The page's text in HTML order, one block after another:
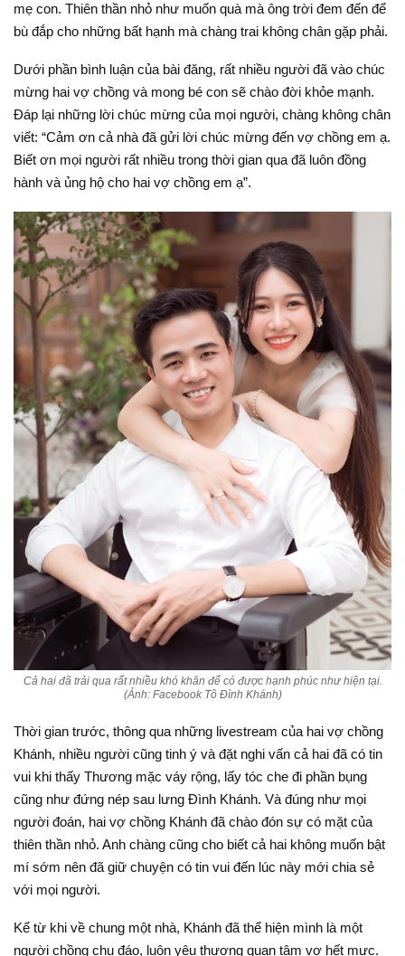
mẹ con. Thiên thần nhỏ như muốn quà mà ông trời đem đến để
bù đắp cho những bất hạnh mà chàng trai không chân gặp phải.
Dưới phần bình luận của bài đăng, rất nhiều người đã vào chúc
mừng hai vợ chồng và mong bé con sẽ chào đời khỏe mạnh.
Đáp lại những lời chúc mừng của mọi người, chàng không chân
viết: “Cảm ơn cả nhà đã gửi lời chúc mừng đến vợ chồng em ạ.
Biết ơn mọi người rất nhiều trong thời gian qua đã luôn đồng
hành và ủng hộ cho hai vợ chồng em ạ”.
Cả hai đã trải qua rất nhiều khó khăn để có được hạnh phúc như hiện tại.
(Ảnh: Facebook Tô Đình Khánh)
Thời gian trước, thông qua những livestream của hai vợ chồng
Khánh, nhiều người cũng tinh ý và đặt nghi vấn cả hai đã có tin
vui khi thấy Thương mặc váy rộng, lấy tóc che đi phần bụng
cũng như đứng nép sau lưng Đình Khánh. Và đúng như mọi
người đoán, hai vợ chồng Khánh đã chào đón sự có mặt của
thiên thần nhỏ. Anh chàng cũng cho biết cả hai không muốn bật
mí sớm nên đã giữ chuyện có tin vui đến lúc này mới chia sẻ
với mọi người.
Kể từ khi về chung một nhà, Khánh đã thể hiện mình là một
người chồng chu đáo, luôn yêu thương quan tâm vợ hết mực.